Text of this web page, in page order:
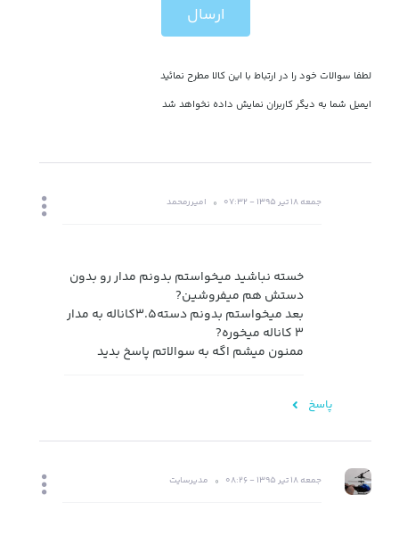
ارسال
لطفا سوالات خود را در ارتباط با این کالا مطرح نمائید
ایمیل شما به دیگر کاربران نمایش داده نخواهد شد
جمعه 18 تیر 1395 - 07:32 امیررمحمد
خسته نباشید میخواستم بدونم مدار رو بدون
دستش هم میفروشین?
بعد میخواستم بدونم دسته3.5کاناله به مدار
3 کاناله میخوره?
ممنون میشم اگه به سوالاتم پاسخ بدید
پاسخ
جمعه 18 تیر 1395 - 08:26 مدیرسایت